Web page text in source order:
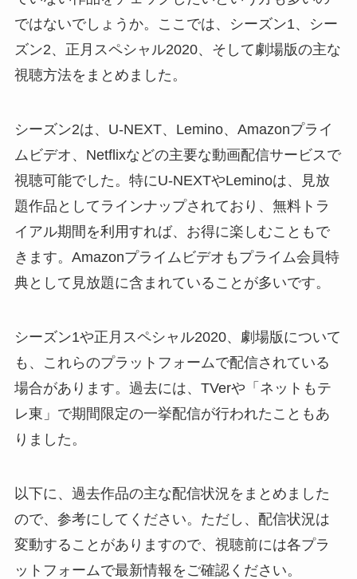
ではないでしょうか。ここでは、シーズン1、シー
ズン2、正月スペシャル2020、そして劇場版の主な
視聴方法をまとめました。
シーズン2は、U-NEXT、Lemino、Amazonプライ
ムビデオ、Netflixなどの主要な動画配信サービスで
視聴可能でした。特にU-NEXTやLeminoは、見放
題作品としてラインナップされており、無料トラ
イアル期間を利用すれば、お得に楽しむこともで
きます。Amazonプライムビデオもプライム会員特
典として見放題に含まれていることが多いです。
シーズン1や正月スペシャル2020、劇場版について
も、これらのプラットフォームで配信されている
場合があります。過去には、TVerや「ネットもテ
レ東」で期間限定の一挙配信が行われたこともあ
りました。
以下に、過去作品の主な配信状況をまとめました
ので、参考にしてください。ただし、配信状況は
変動することがありますので、視聴前には各プラ
ットフォームで最新情報をご確認ください。